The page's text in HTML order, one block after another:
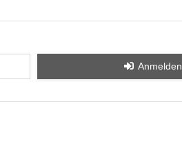
Anmelden